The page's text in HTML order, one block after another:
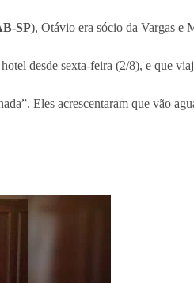
SP), Otávio era sócio da Vargas e
desde sexta-feira (2/8), e que
Eles acrescentaram que vão